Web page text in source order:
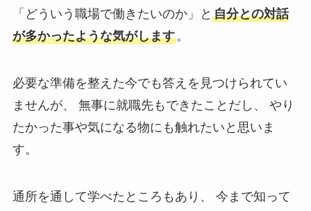
「どういう職場で働きたいのか」と 自分との対話
が多かったような気がします。
必要な準備を整えた今でも答えを見つけられてい
ませんが、 無事に就職先もできたことだし、 やり
たかった事や気になる物にも触れたいと思いま
す。
通所を通して学べたところもあり、 今まで知って